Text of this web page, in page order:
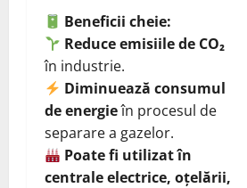
Beneficii cheie:
Reduce emisiile de CO₂
în industrie.
Diminuează consumul
de energieîn procesul de
separare a gazelor.
Poate fi utilizat în
centrale electrice, oțelării,